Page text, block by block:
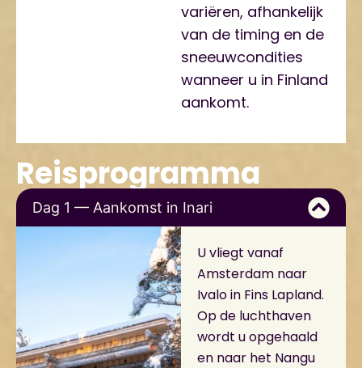
variëren, afhankelijk
van de timing en de
sneeuwcondities
wanneer u in Finland
aankomt.
Reisprogramma
Dag 1 — Aankomst in Inari
U vliegt vanaf
Amsterdam naar
Ivalo in Fins Lapland.
Op de luchthaven
wordt u opgehaald
en naar het Nangu